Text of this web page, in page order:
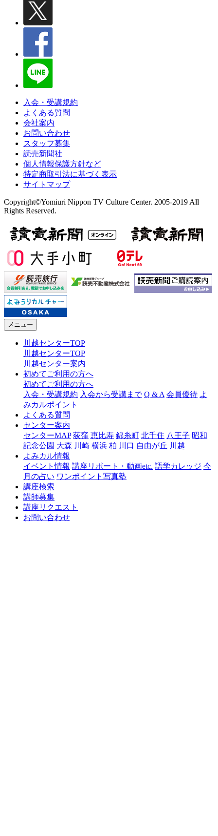
入会・受講規約
よくある質問
会社案内
お問い合わせ
スタッフ募集
読売新聞社
個人情報保護方針など
特定商取引法に基づく表示
サイトマップ
Copyright©Yomiuri Nippon TV Culture Center. 2005-2019 All
Rights Reserved.
メニュー
川越センターTOP
川越センターTOP
川越センター案内
初めてご利用の方へ
初めてご利用の方へ
入会・受講規約 入会から受講まで Q & A 会員優待 よ
みカルポイント
よくある質問
センター案内
センターMAP 荻窪 恵比寿 錦糸町 北千住 八王子 昭和
記念公園 大森 川崎 横浜 柏 川口 自由が丘 川越
よみカル情報
イベント情報 講座リポート・動画etc. 語学カレッジ 今
月の占い ワンポイント写真塾
講座検索
講師募集
講座リクエスト
お問い合わせ